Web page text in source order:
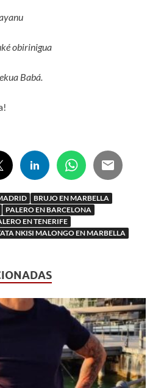
obirinigua
Babá.
BRUJO EN MARBELLA
PALERO EN BARCELONA
EN TENERIFE
NKISI MALONGO EN MARBELLA